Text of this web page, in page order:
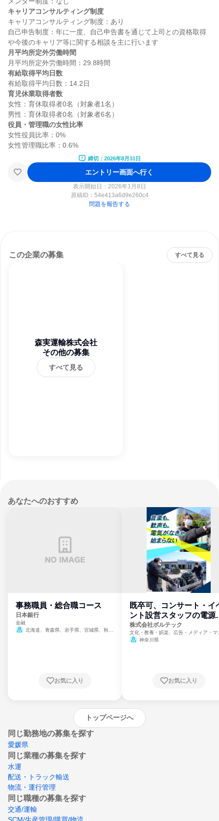
キャリアコンサルティング制度
キャリアコンサルティング制度：あり
自己申告制度：年に一度、自己申告書を通じて上司との資格取得
月平均所定外労働時間
有給取得平均日数
育児休業取得者数
女性：育休取得者0名（対象者1名）
役員・管理職の女性比率
女性役員比率：0%
締切：2026年8月31日
エントリー画面へ行く
表示開始日：2026年1月8日
原稿ID： 54e413a6d9e260c4
問題を報告する
この企業の募集 すべて見る
森実運輸株式会社
その他の募集
すべて見る
あなたへのおすすめ
事務職員・総合職コース
日本銀行
金融
北海道、青森県、岩手県、宮城県、秋田
崎県、熊本県、大分県、宮崎県、鹿児島県、
お気に入り
既卒可、コンサート・イ
ント設営スタッフの電源
門
株式会社ボルテック
文化・教養・娯楽、広告・メディア・マ
ミ、電力・ガス・水道・エネルギー
神奈川県
お気に入り
トップページへ
同じ勤務地の募集を探す
愛媛県
同じ業種の募集を探す
水運
配送・トラック輸送
物流・運行管理
同じ職種の募集を探す
交通/運輸
SCM/生産管理/購買/物流